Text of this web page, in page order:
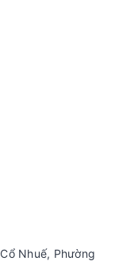
Nhuế, Phường